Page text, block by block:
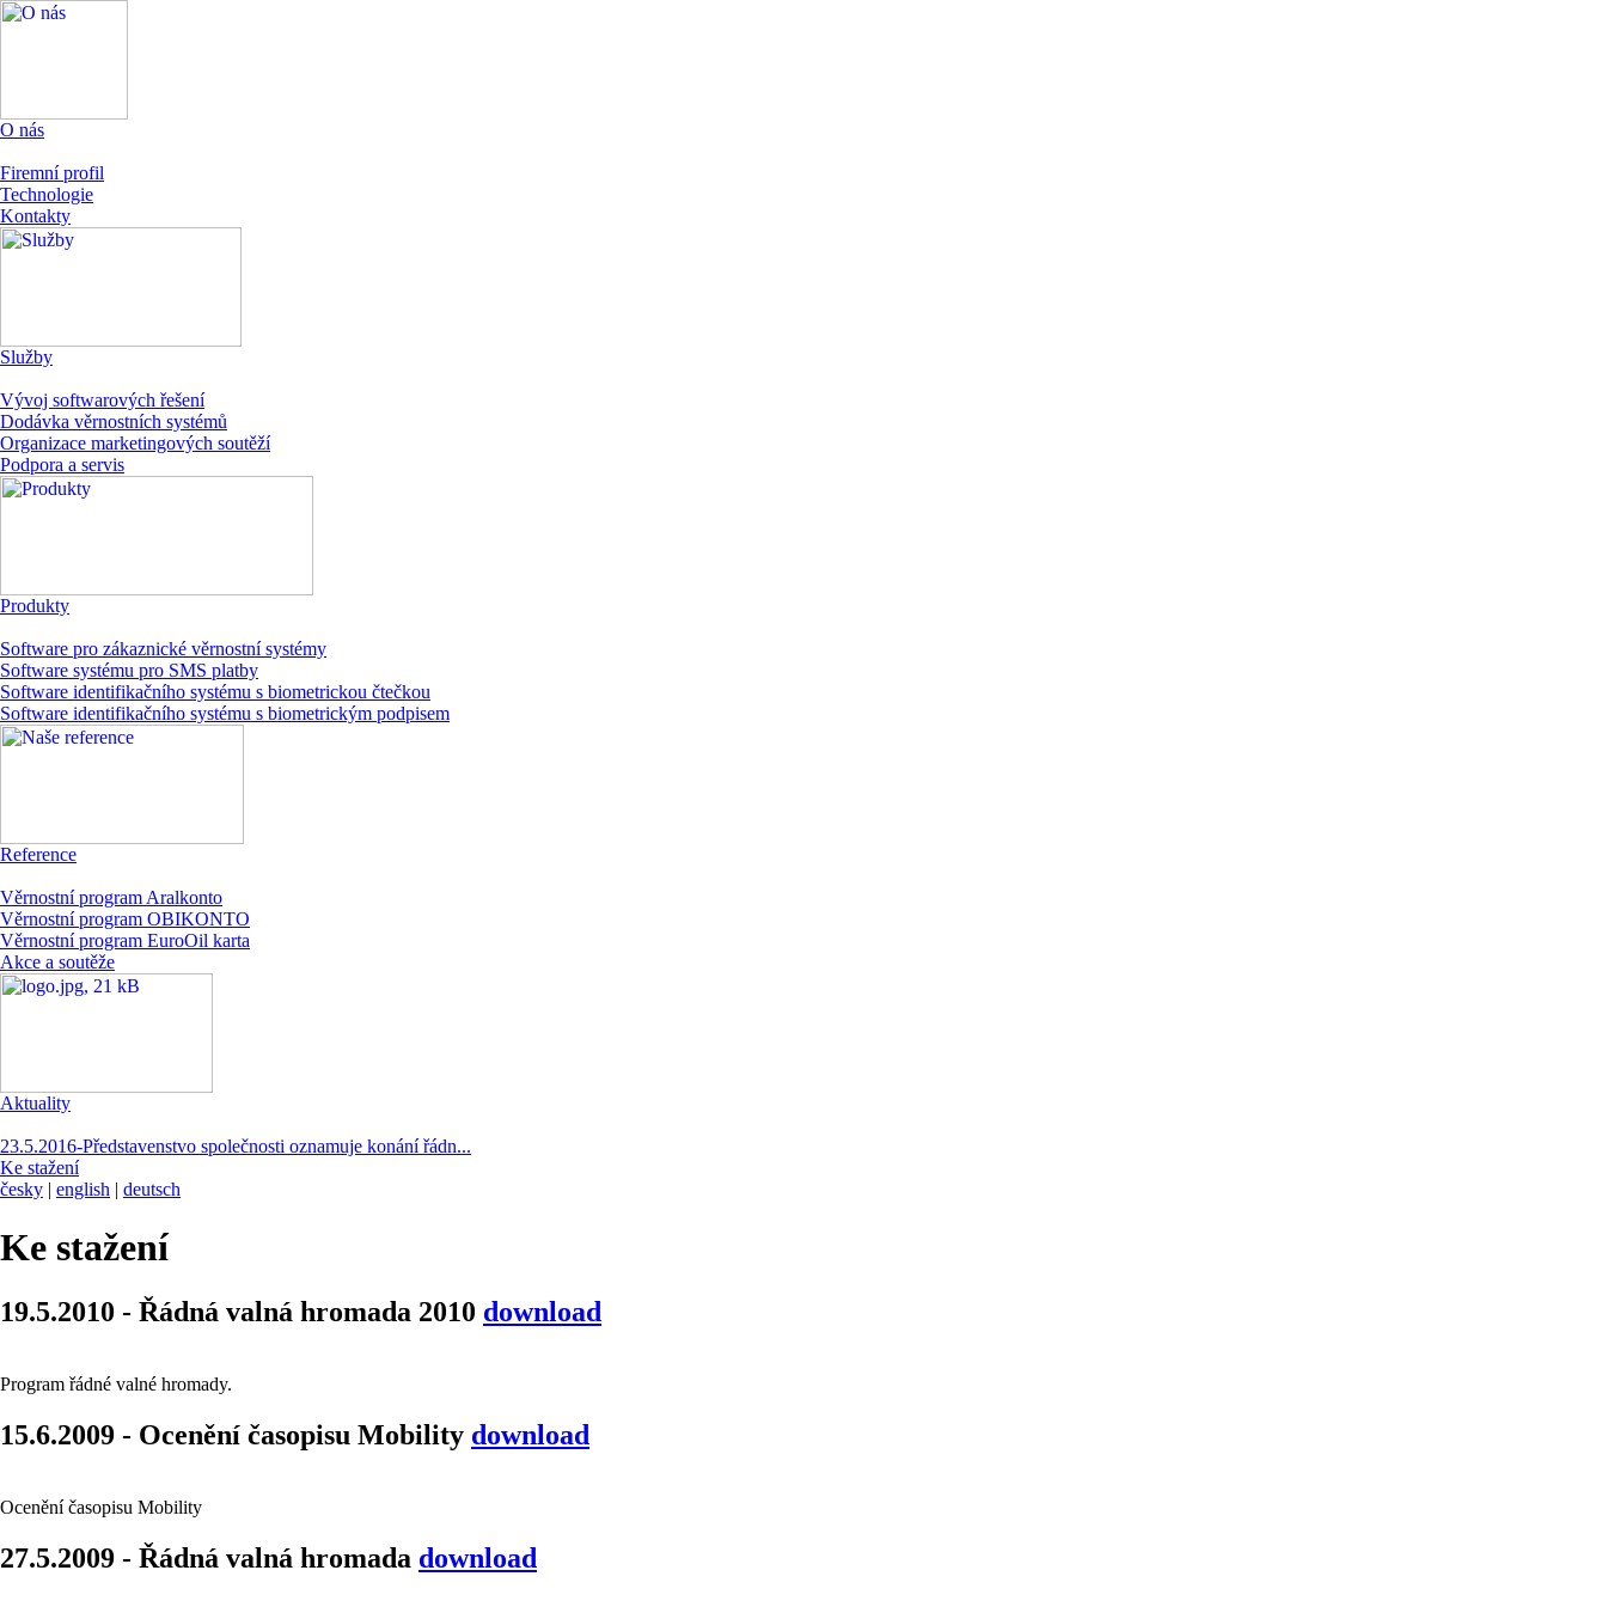
O nás
Firemní profil
Technologie
Kontakty
Služby
Vývoj softwarových řešení
Dodávka věrnostních systémů
Organizace marketingových soutěží
Podpora a servis
Produkty
Software pro zákaznické věrnostní systémy
Software systému pro SMS platby
Software identifikačního systému s biometrickou čtečkou
Software identifikačního systému s biometrickým podpisem
Reference
Věrnostní program Aralkonto
Věrnostní program OBIKONTO
Věrnostní program EuroOil karta
Akce a soutěže
Aktuality
23.5.2016-Představenstvo společnosti oznamuje konání řádn...
Ke stažení
česky | english | deutsch
Ke stažení
19.5.2010 - Řádná valná hromada 2010 download
Program řádné valné hromady.
15.6.2009 - Ocenění časopisu Mobility download
Ocenění časopisu Mobility
27.5.2009 - Řádná valná hromada download